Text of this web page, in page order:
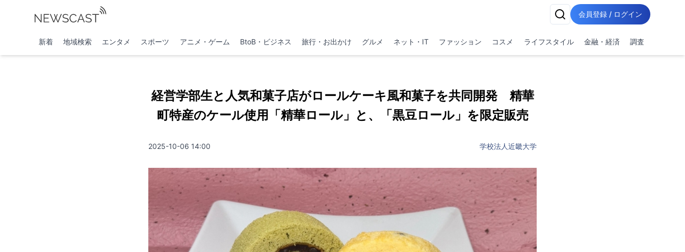
会員登録 / ログイン
新着 地域検索 エンタメ スポーツ アニメ・ゲーム BtoB・ビジネス 旅行・お出かけ グルメ ネット・IT ファッション コスメ ライフスタイル 金融・経済 調査
経営学部生と人気和菓子店がロールケーキ風和菓子を共同開発 精華
町特産のケール使用「精華ロール」と、「黒豆ロール」を限定販売
2025-10-06 14:00 学校法人近畿大学